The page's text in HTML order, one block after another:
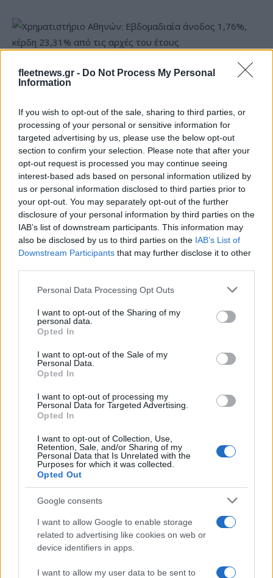
fleetnews.gr - Do Not Process My Personal
Information
If you wish to opt-out of the sale, sharing to third parties, or
processing of your personal or sensitive information for
targeted advertising by us, please use the below opt-out
section to confirm your selection. Please note that after your
opt-out request is processed you may continue seeing
interest-based ads based on personal information utilized by
us or personal information disclosed to third parties prior to
your opt-out. You may separately opt-out of the further
disclosure of your personal information by third parties on the
IAB’s list of downstream participants. This information may
also be disclosed by us to third parties on the IAB’s List of
Downstream Participants that may further disclose it to other
Please note that this website/app uses one or more Google
not limited to your visit or usage behaviour. You may click to
grant or deny consent to Google and its third-party tags to
use your data for below specified purposes in below Google
consent section.
Personal Data Processing Opt Outs
I want to opt-out of the Sharing of my
personal data.
Opted In
I want to opt-out of the Sale of my
Personal Data.
Opted In
I want to opt-out of processing my
Personal Data for Targeted Advertising.
Opted In
I want to opt-out of Collection, Use,
Retention, Sale, and/or Sharing of my
Personal Data that Is Unrelated with the
Purposes for which it was collected.
Opted Out
Google consents
I want to allow Google to enable storage
related to advertising like cookies on web or
device identifiers in apps.
I want to allow my user data to be sent to
Χρηματιστήριο Αθηνών: Εβδομαδιαία άνοδος 1,76%, κέρδη
23,31% από τις αρχές του έτους
Ελληνική Αναπτυξιακή
Τράπεζα: Με «προίκα» 2
δισ. ευρώ ανοίγει δρόμο για
δάνεια έως 5 δισ. σε
μικρομεσαίες
Υπ. Μεταφορών: Οριστική
λύση στο ζήτημα των
πινακίδων κυκλοφορίας -
Τέλος στις χρονοβόρες
διαδικασίες
Η Chery επενδύει 75 εκατ. δολάρια στην KG Mobility
από 18.990 ευρώ
Ατρόμητος και Novibet
συνεχίζουν μαζί: Ανανέωση
της συνεργασίας τους μέχρι
το 2028
18η συνεχόμενη χρονιά για τον ΟΤΕ στη διεθνή σειρά